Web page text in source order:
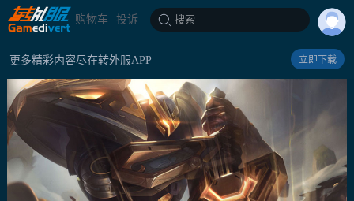
购物车 投诉 搜索
更多精彩内容尽在转外服APP 立即下载